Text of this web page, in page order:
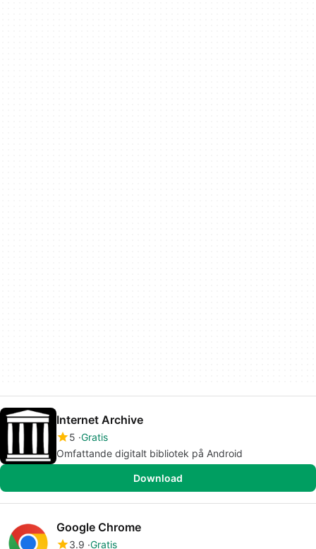
Internet Archive
5 Gratis
Omfattande digitalt bibliotek på Android
Download
Google Chrome
3.9 Gratis